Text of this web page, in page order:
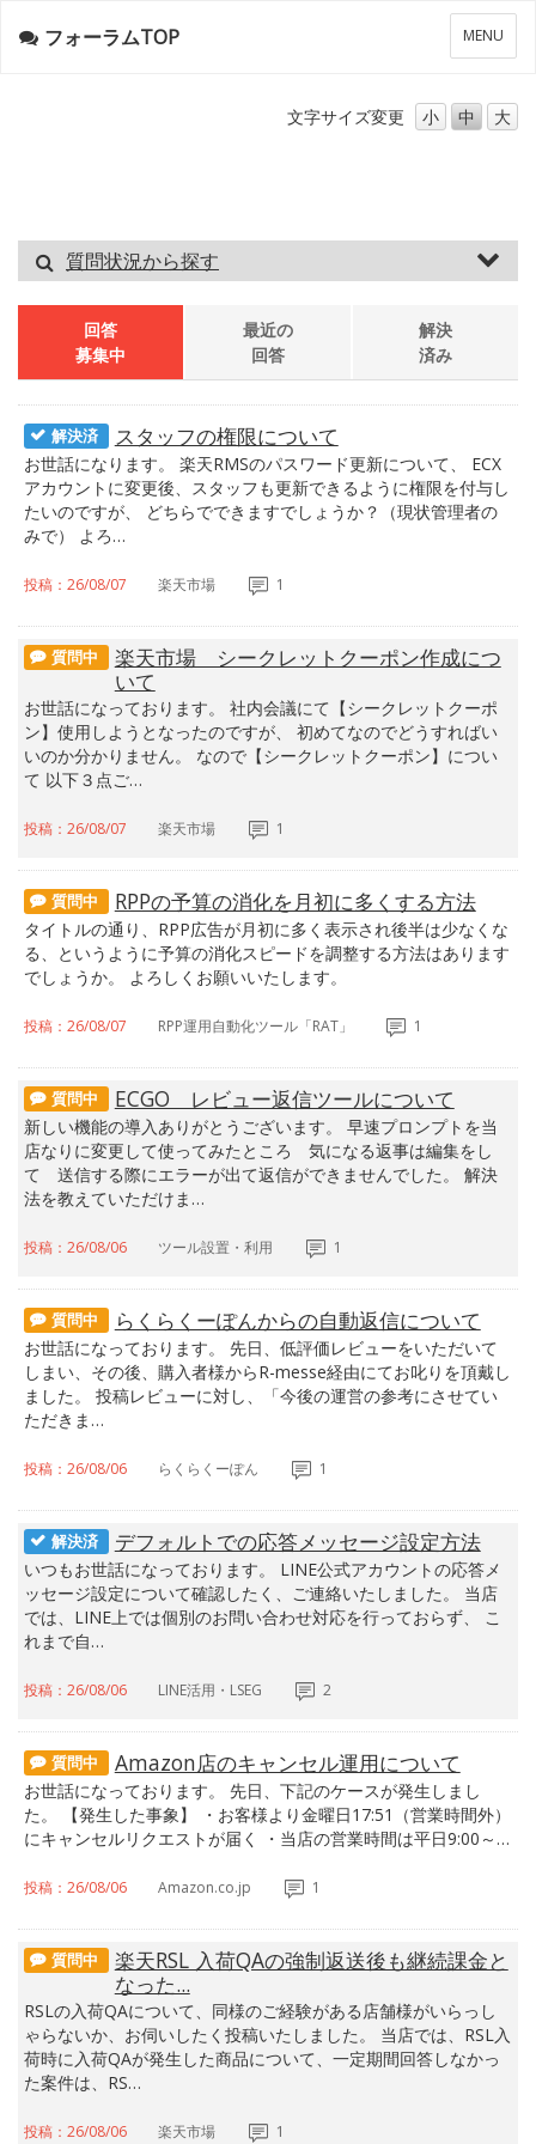
メ
ニ
ー
MENU
フォーラムTOP
文字サイズ変更 小 中 大
質問状況から探す
回答
募集中
最近の
回答
解決
済み
解決済 スタッフの権限について
お世話になります。 楽天RMSのパスワード更新について、 ECX
アカウントに変更後、スタッフも更新できるように権限を付与し
たいのですが、 どちらでできますでしょうか？（現状管理者の
みで） よろ…
投稿：26/08/07 楽天市場 1
質問中
楽天市場 シークレットクーポン作成につ
いて
お世話になっております。 社内会議にて【シークレットクーポ
ン】使用しようとなったのですが、 初めてなのでどうすればい
いのか分かりません。 なので【シークレットクーポン】につい
て 以下３点ご…
投稿：26/08/07 楽天市場 1
質問中 RPPの予算の消化を月初に多くする方法
タイトルの通り、RPP広告が月初に多く表示され後半は少なくな
る、というように予算の消化スピードを調整する方法はあります
でしょうか。 よろしくお願いいたします。
投稿：26/08/07 RPP運用自動化ツール「RAT」 1
質問中 ECGO レビュー返信ツールについて
新しい機能の導入ありがとうございます。 早速プロンプトを当
店なりに変更して使ってみたところ 気になる返事は編集をし
て 送信する際にエラーが出て返信ができませんでした。 解決
法を教えていただけま…
投稿：26/08/06 ツール設置・利用 1
質問中 らくらくーぽんからの自動返信について
お世話になっております。 先日、低評価レビューをいただいて
しまい、その後、購入者様からR-messe経由にてお叱りを頂戴し
ました。 投稿レビューに対し、「今後の運営の参考にさせてい
ただきま…
投稿：26/08/06 らくらくーぽん 1
解決済 デフォルトでの応答メッセージ設定方法
いつもお世話になっております。 LINE公式アカウントの応答メ
ッセージ設定について確認したく、ご連絡いたしました。 当店
では、LINE上では個別のお問い合わせ対応を行っておらず、 こ
れまで自…
投稿：26/08/06 LINE活用・LSEG 2
質問中 Amazon店のキャンセル運用について
お世話になっております。 先日、下記のケースが発生しまし
た。 【発生した事象】 ・お客様より金曜日17:51（営業時間外）
にキャンセルリクエストが届く ・当店の営業時間は平日9:00～…
投稿：26/08/06 Amazon.co.jp 1
質問中
楽天RSL 入荷QAの強制返送後も継続課金と
なった...
RSLの入荷QAについて、同様のご経験がある店舗様がいらっし
ゃらないか、お伺いしたく投稿いたしました。 当店では、RSL入
荷時に入荷QAが発生した商品について、一定期間回答しなかっ
た案件は、RS…
投稿：26/08/06 楽天市場 1